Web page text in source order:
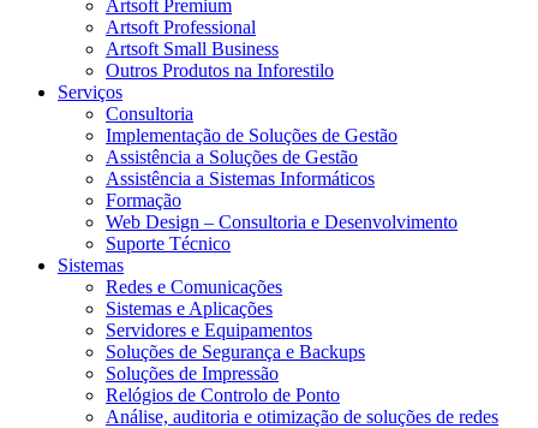
Artsoft Premium
Artsoft Professional
Artsoft Small Business
Outros Produtos na Inforestilo
Serviços
Consultoria
Implementação de Soluções de Gestão
Assistência a Soluções de Gestão
Assistência a Sistemas Informáticos
Formação
Web Design – Consultoria e Desenvolvimento
Suporte Técnico
Sistemas
Redes e Comunicações
Sistemas e Aplicações
Servidores e Equipamentos
Soluções de Segurança e Backups
Soluções de Impressão
Relógios de Controlo de Ponto
Análise, auditoria e otimização de soluções de redes